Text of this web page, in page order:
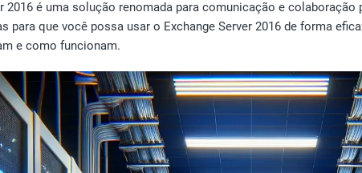
2016 é uma solução renomada para comunicação e
para que você possa usar o Exchange Server 2016 de forma
e como funcionam.